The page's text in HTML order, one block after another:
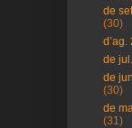
de
(30)
d’ag.
de
de
(30)
de
(31)